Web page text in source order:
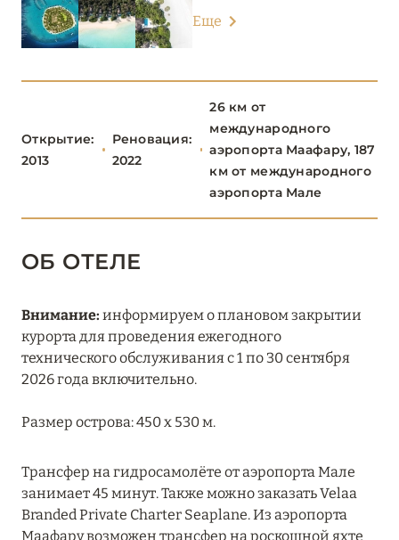
Velaa Private Island Maldives
РАА 13
СЕВЕРНЫЙ АРИ 6
ХАА-АЛИФ
ШАВИЙАНИ
ЮЖНЫЙ АРИ
ЮЖНЫЙ МАЛЕ 13
Еще
Открытие:
2013
Реновация:
2022
26 км от
международного
аэропорта Маафару, 187
км от международного
аэропорта Мале
ОБ ОТЕЛЕ
Внимание: информируем о плановом закрытии
курорта для проведения ежегодного
технического обслуживания с 1 по 30 сентября
2026 года включительно.
Размер острова: 450 х 530 м.
Трансфер на гидросамолёте от аэропорта Мале
занимает 45 минут. Также можно заказать Velaa
Branded Private Charter Seaplane. Из аэропорта
Маафару возможен трансфер на роскошной яхте